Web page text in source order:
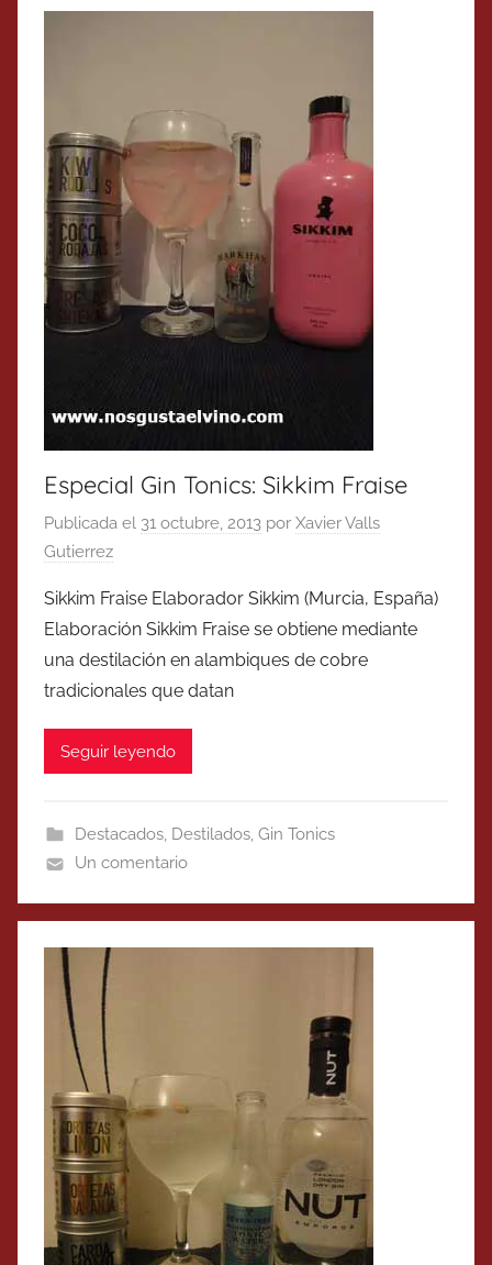
Especial Gin Tonics: Sikkim Fraise
Publicada el 31 octubre, 2013 por Xavier Valls
Gutierrez
Sikkim Fraise Elaborador Sikkim (Murcia, España)
Elaboración Sikkim Fraise se obtiene mediante
una destilación en alambiques de cobre
tradicionales que datan
Seguir leyendo
Destacados, Destilados, Gin Tonics
Un comentario